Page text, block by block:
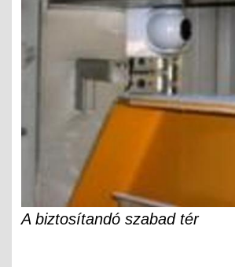
A biztosítandó szabad tér